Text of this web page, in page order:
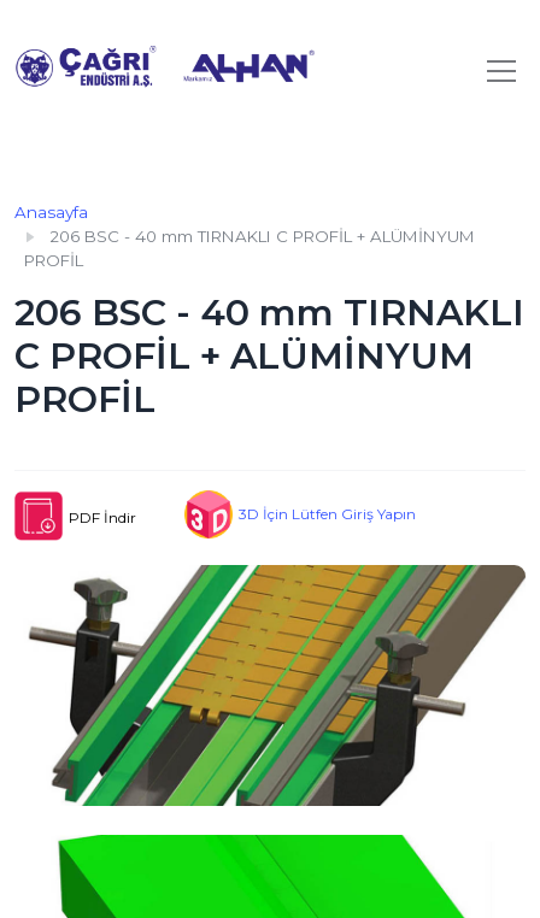
Anasayfa
206 BSC - 40 mm TIRNAKLI C PROFİL + ALÜMİNYUM
PROFİL
206 BSC - 40 mm TIRNAKLI
C PROFİL + ALÜMİNYUM
PROFİL
PDF İndir 3D İçin Lütfen Giriş Yapın